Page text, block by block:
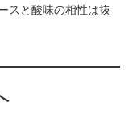
スと酸味の相性は抜